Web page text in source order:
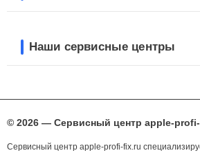
Наши сервисные центры
© 2026 — Сервисный центр apple-
Сервисный центр apple-profi-fix.ru